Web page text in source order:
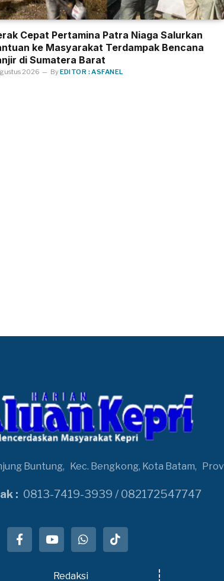
Cepat Pertamina Patra Niaga Salurkan
ke Masyarakat Terdampak Bencana
di Sumatera Barat
2026 ByEDITOR : ASFANEL
Buntung, Kec. Bengkong, Kota Batam,
: 0813-7419-3939 / 082172547747
Redaksi